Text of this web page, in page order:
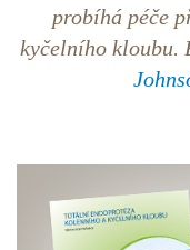
probíhá péče
kyčelního kloubu.